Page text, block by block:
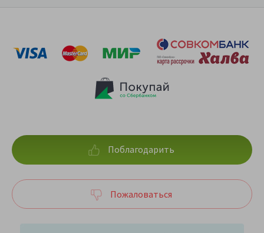
Поблагодарить
Пожаловаться